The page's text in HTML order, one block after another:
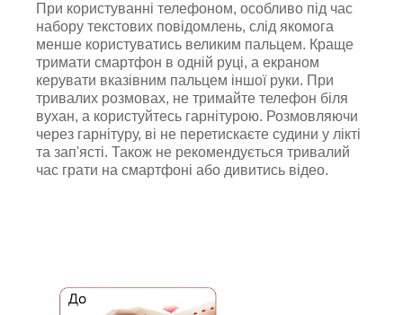
При користуванні телефоном, особливо під час
набору текстових повідомлень, слід якомога
менше користуватись великим пальцем. Краще
тримати смартфон в одній руці, а екраном
керувати вказівним пальцем іншої руки. При
тривалих розмовах, не тримайте телефон біля
вухан, а користуйтесь гарнітурою. Розмовляючи
через гарнітуру, ві не перетискаєте судини у лікті
та зап'ясті. Також не рекомендується тривалий
час грати на смартфоні або дивитись відео.